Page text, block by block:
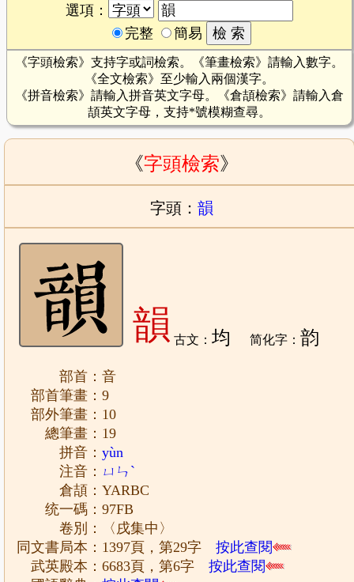
選項：
完整
簡易
《字頭檢索》支持字或詞檢索。《筆畫檢索》請輸入數字。
《全文檢索》至少輸入兩個漢字。
《拼音檢索》請輸入拼音英文字母。《倉頡檢索》請輸入倉
頡英文字母，支持*號模糊查尋。
《字頭檢索》
字頭： 韻
韻 古文：均 简化字：韵
部首：音
部首筆畫：9
部外筆畫：10
總筆畫：19
拼音：yùn
注音： ㄩㄣˋ
倉頡：YARBC
统一碼：97FB
卷別：〈戌集中〉
同文書局本：1397頁，第29字按此查閱
武英殿本：6683頁，第6字按此查閱